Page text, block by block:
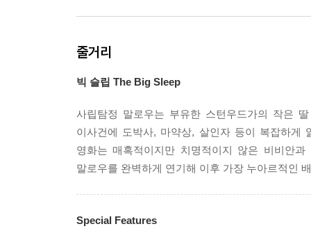
줄거리
빅 슬립 The Big Sleep
사립탐정 말로우는 부유한 스턴우드가의 작은
이사건에 도박사, 마약상, 살인자 등이 복잡하게
영화는 매혹적이지만 치명적이지 않은 비비안
말로우를 완벽하게 연기해 이후 가장 누아르적인
Special Features